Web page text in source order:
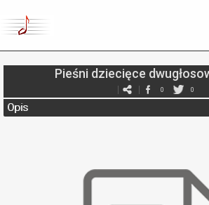
Pieśni dziecięce
0 0
Opis